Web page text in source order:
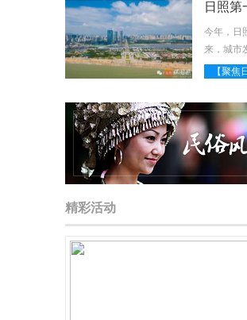
今年，日
来，城市
【聚焦
民俗风情
精彩活动